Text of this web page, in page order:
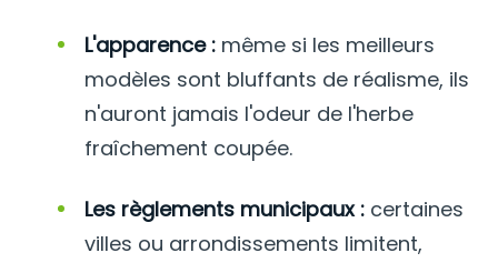
L'apparence : même si les meilleurs
modèles sont bluffants de réalisme, ils
n'auront jamais l'odeur de l'herbe
fraîchement coupée.
Les règlements municipaux : certaines
villes ou arrondissements limitent,